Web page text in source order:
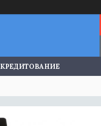
КРЕДИТОВАНИЕ